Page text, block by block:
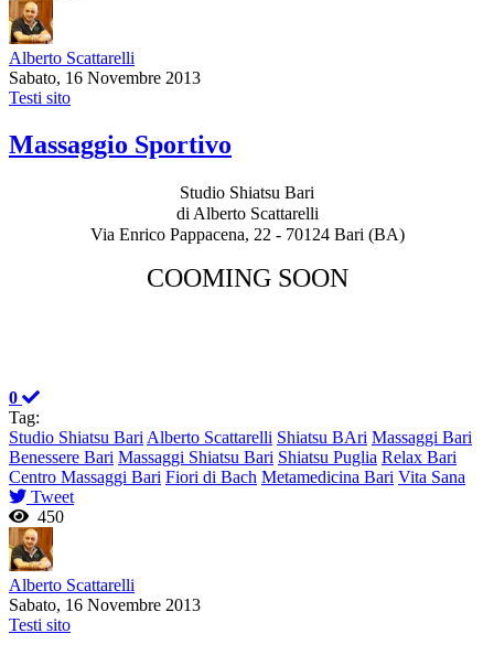
Alberto Scattarelli
Sabato, 16 Novembre 2013
Testi sito
Massaggio Sportivo
Studio Shiatsu Bari
di Alberto Scattarelli
Via Enrico Pappacena, 22 - 70124 Bari (BA)
COOMING SOON
0
Tag:
Studio Shiatsu Bari Alberto Scattarelli Shiatsu BAri Massaggi Bari
Benessere Bari Massaggi Shiatsu Bari Shiatsu Puglia Relax Bari
Centro Massaggi Bari Fiori di Bach Metamedicina Bari Vita Sana
Tweet
450
Alberto Scattarelli
Sabato, 16 Novembre 2013
Testi sito